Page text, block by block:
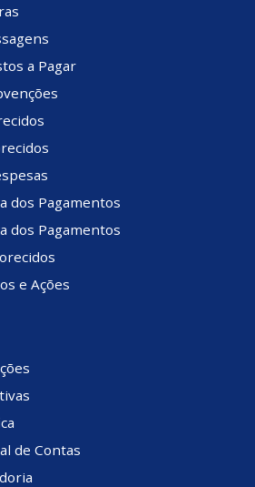
a Pagar
dos Pagamentos
dos Pagamentos
e Ações
de Contas